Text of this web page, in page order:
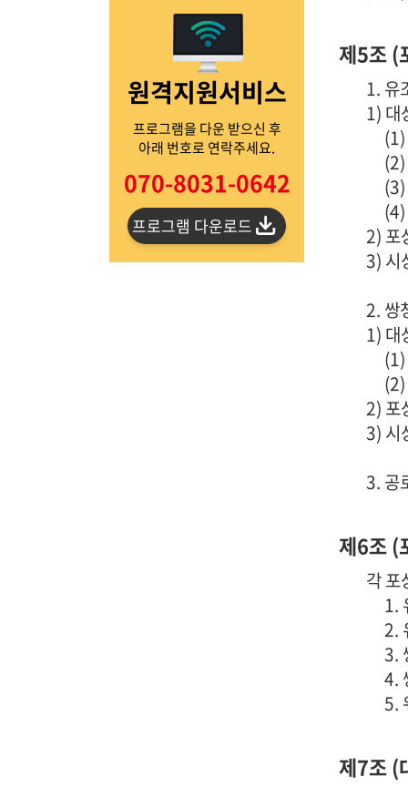
원격지원서비스
프로그램을 다운 받으신 후
아래 번호로 연락주세요.
070-8031-0642
프로그램 다운로드
제5조 (
1. 유
1) 대
2) 포
3) 시
2. 쌍
1) 대
2) 포
3) 시
3. 공
제6조 (
각 포
1.
2.
3.
4.
5.
제7조 (